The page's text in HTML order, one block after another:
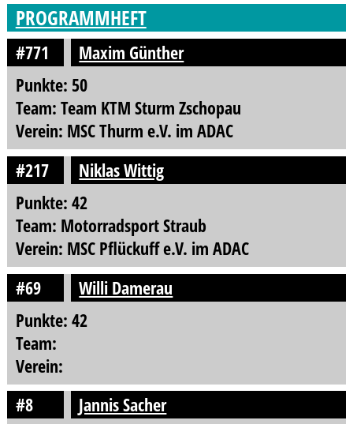
PROGRAMMHEFT
#771
Maxim Günther
Punkte: 50
Team: Team KTM Sturm Zschopau
Verein: MSC Thurm e.V. im ADAC
#217
Niklas Wittig
Punkte: 42
Team: Motorradsport Straub
Verein: MSC Pflückuff e.V. im ADAC
#69
Willi Damerau
Punkte: 42
Team:
Verein:
#8
Jannis Sacher